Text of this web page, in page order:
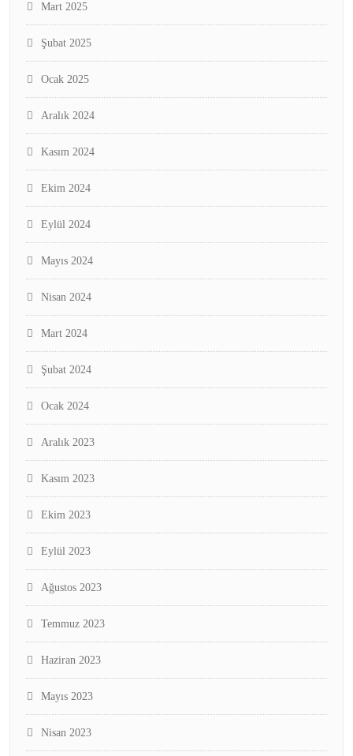
Mart 2025
Şubat 2025
Ocak 2025
Aralık 2024
Kasım 2024
Ekim 2024
Eylül 2024
Mayıs 2024
Nisan 2024
Mart 2024
Şubat 2024
Ocak 2024
Aralık 2023
Kasım 2023
Ekim 2023
Eylül 2023
Ağustos 2023
Temmuz 2023
Haziran 2023
Mayıs 2023
Nisan 2023